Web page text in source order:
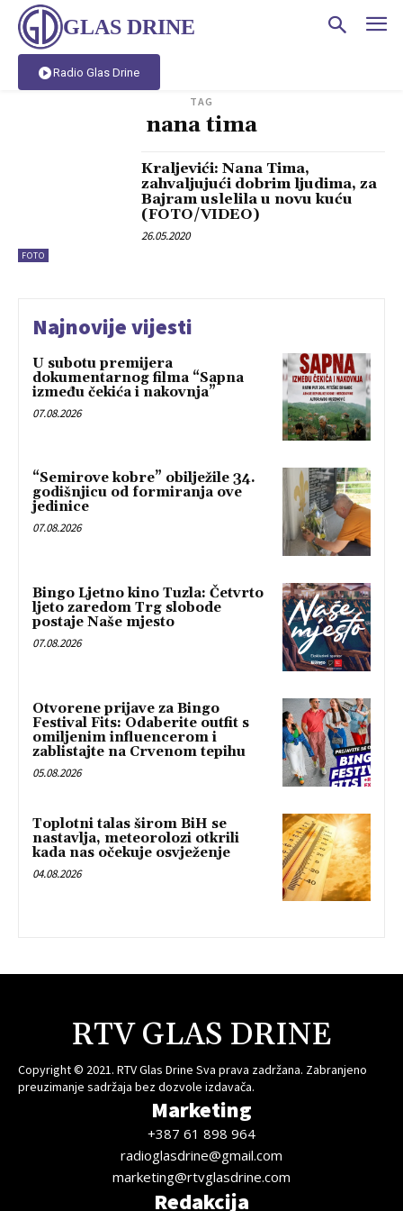
GLAS DRINE
Radio Glas Drine
TAG
nana tima
FOTO
Kraljevići: Nana Tima,
zahvaljujući dobrim ljudima, za
Bajram uslelila u novu kuću
(FOTO/VIDEO)
26.05.2020
Najnovije vijesti
U subotu premijera
dokumentarnog filma “Sapna
između čekića i nakovnja”
07.08.2026
“Semirove kobre” obilježile 34.
godišnjicu od formiranja ove
jedinice
07.08.2026
Bingo Ljetno kino Tuzla: Četvrto
ljeto zaredom Trg slobode
postaje Naše mjesto
07.08.2026
Otvorene prijave za Bingo
Festival Fits: Odaberite outfit s
omiljenim influencerom i
zablistajte na Crvenom tepihu
05.08.2026
Toplotni talas širom BiH se
nastavlja, meteorolozi otkrili
kada nas očekuje osvježenje
04.08.2026
RTV GLAS DRINE
Copyright © 2021. RTV Glas Drine Sva prava zadržana. Zabranjeno
preuzimanje sadržaja bez dozvole izdavača.
Marketing
+387 61 898 964
radioglasdrine@gmail.com
marketing@rtvglasdrine.com
Redakcija